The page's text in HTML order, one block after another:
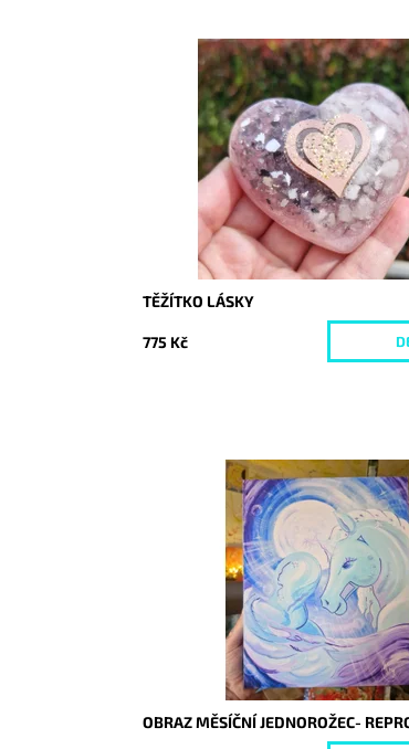
Dostupnost:
Vyprodáno
9927
TĚŽÍTKO LÁSKY
775 Kč
Skladem
10050/30/REP
OBRAZ MĚSÍČNÍ JEDNOROŽEC-